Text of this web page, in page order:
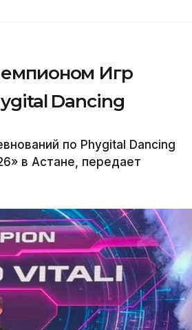
Игр
Dancing
по Phygital Dancing
в Астане, передает